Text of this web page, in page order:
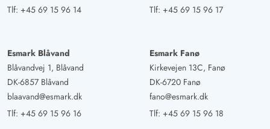
Tlf: +45 69 15 96 14
Tlf: +45 69 15 96 17
Esmark Blåvand
Blåvandvej 1, Blåvand
DK-6857 Blåvand
blaavand@esmark.dk
Tlf: +45 69 15 96 16
Esmark Fanø
Kirkevejen 13C, Fanø
DK-6720 Fanø
fano@esmark.dk
Tlf: +45 69 15 96 18